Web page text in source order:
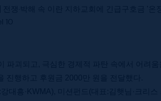
쟁·박해 속 이란 지하교회에 긴급구호금 '온정'